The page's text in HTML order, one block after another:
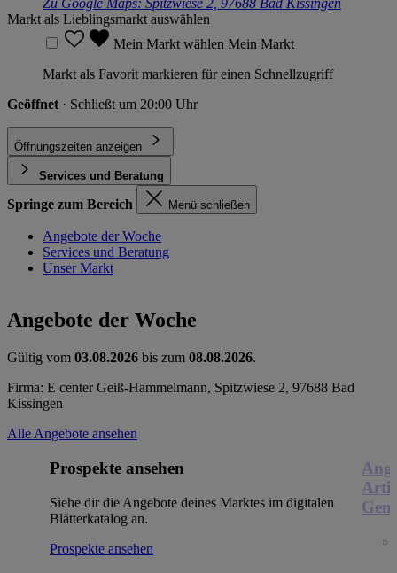
Markt als Lieblingsmarkt auswählen
Mein Markt wählen Mein Markt
Markt als Favorit markieren für einen Schnellzugriff
Geöffnet · Schließt um 20:00 Uhr
Öffnungszeiten anzeigen
Services und Beratung
Springe zum Bereich Menü schließen
Angebote der Woche
Services und Beratung
Unser Markt
Angebote der Woche
Gültig vom 03.08.2026 bis zum 08.08.2026.
Firma: E center Geiß-Hammelmann, Spitzwiese 2, 97688 Bad
Kissingen
Alle Angebote ansehen
Prospekte ansehen
Siehe dir die Angebote deines Marktes im digitalen
Blätterkatalog an.
Prospekte ansehen